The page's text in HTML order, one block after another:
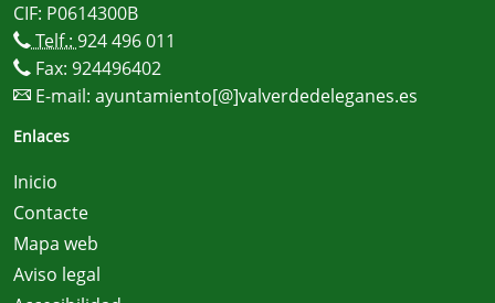
CIF: P0614300B
Telf.: 924 496 011
Fax: 924496402
E-mail: ayuntamiento[@]valverdedeleganes.es
Enlaces
Inicio
Contacte
Mapa web
Aviso legal